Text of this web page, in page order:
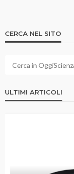
CERCA NEL SITO
ULTIMI ARTICOLI